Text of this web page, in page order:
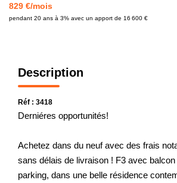
829 €/mois
pendant 20 ans à 3% avec un apport de 16 600 €
Description
Réf : 3418
Derniéres opportunités!
Achetez dans du neuf avec des frais
sans délais de livraison ! F3 avec
parking, dans une belle résidence